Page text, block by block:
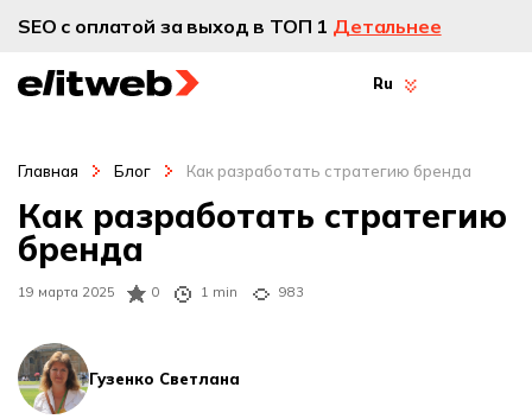
SEO с оплатой за выход в ТОП 1 Детальнее
Ru
Главная Блог Как разработать стратегию бренда
19 марта 2025 0 1 min 983
Гузенко Светлана
Как разработать стратегию
бренда